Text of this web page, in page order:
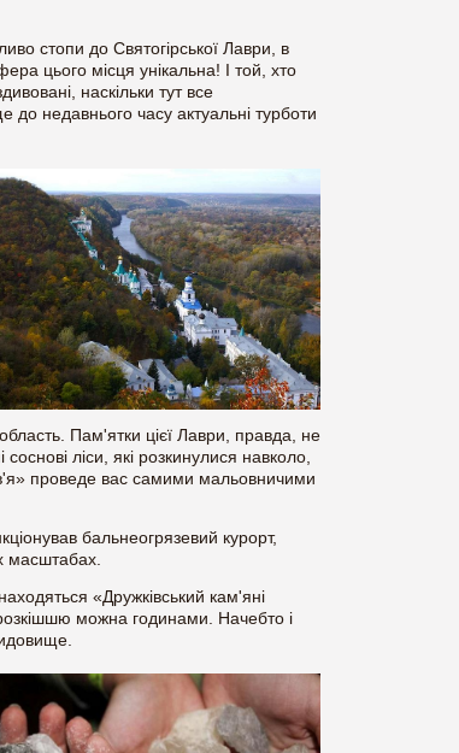
стопи до Святогірської Лаври, в
цього місця унікальна! І той, хто
наскільки тут все
недавнього часу актуальні турботи
Пам'ятки цієї Лаври, правда, не
ліси, які розкинулися навколо,
проведе вас самими мальовничими
бальнеогрязевий курорт,
масштабах.
«Дружківський кам'яні
можна годинами. Начебто і